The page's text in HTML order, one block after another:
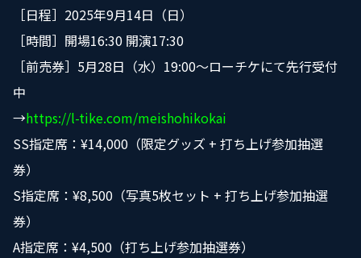
［日程］2025年9月14日（日）
［時間］開場16:30 開演17:30
［前売券］5月28日（水）19:00〜ローチケにて先行受付
中
→https://l-tike.com/meishohikokai
SS指定席：¥14,000（限定グッズ + 打ち上げ参加抽選
券）
S指定席：¥8,500（写真5枚セット + 打ち上げ参加抽選
券）
A指定席：¥4,500（打ち上げ参加抽選券）